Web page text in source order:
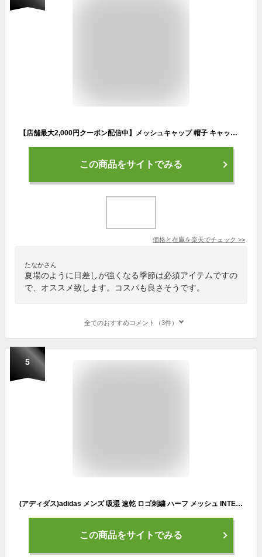
【店舗最大2,000円クーポン配信中】メッシュキャップ 帽子 キャップ メッシュ レディース メンズ おしゃれ シンプル ロゴ スポーツ ゴルフ アウトドア 釣り レジャー 春夏 UVカット 野球帽 紫外線対策 男女兼用 ブラック ホワイト グレー ネイビー
この商品をサイトでみる
価格と在庫を楽天でチェック >>
たなかさん
夏場のように日差しが強くなる季節は必須アイテムですの
で、オススメ致します。コスパも良さそうです。
全てのおすすめコメント（3件）
5
(アディダス)adidas メンズ 吸湿 速乾 ロゴ刺繍 ハーフ メッシュ INTER ZERO スポーツ キャップ 100-711-401 (01 ブラック) 1個
この商品をサイトでみる